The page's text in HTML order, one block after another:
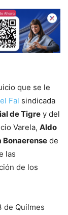
que se le
Fal sindicada
de Tigre y del
Varela, Aldo
Bonaerense de
las
de los
de Quilmes